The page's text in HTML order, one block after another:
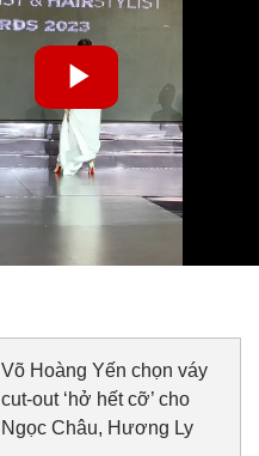
Võ Hoàng Yến chọn váy
cut-out ‘hở hết cỡ’ cho
Ngọc Châu, Hương Ly